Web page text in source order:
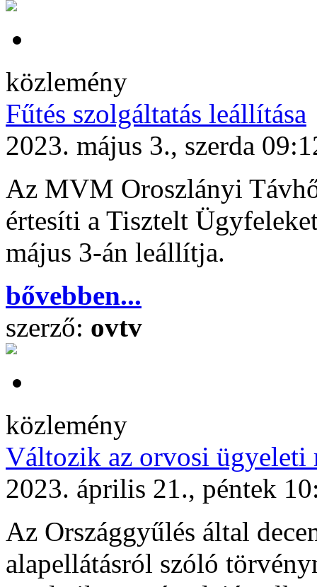
közlemény
Fűtés szolgáltatás leállítása
2023. május 3., szerda
Az MVM Oroszlányi
értesíti a Tisztelt
május 3-án leállítja.
bővebben...
szerző: ovtv
közlemény
Változik az orvosi ügyeleti
2023. április 21., péntek
Az Országgyűlés által
alapellátásról szóló